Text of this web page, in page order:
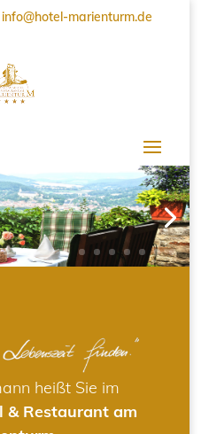
info@hotel-marienturm.de
heißt Sie im
& Restaurant am